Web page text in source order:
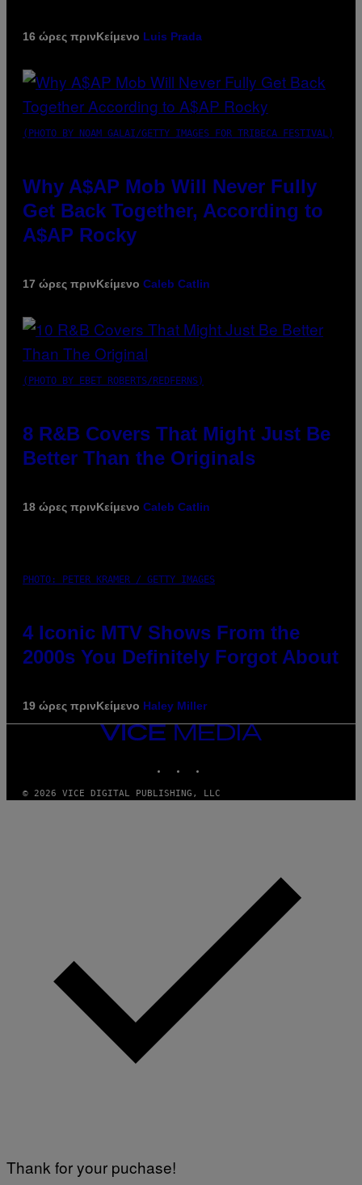
16 ώρες πρινΚείμενο Luis Prada
(PHOTO BY NOAM GALAI/GETTY IMAGES FOR TRIBECA FESTIVAL)
Why A$AP Mob Will Never Fully
Get Back Together, According to
A$AP Rocky
17 ώρες πρινΚείμενο Caleb Catlin
(PHOTO BY EBET ROBERTS/REDFERNS)
8 R&B Covers That Might Just Be
Better Than the Originals
18 ώρες πρινΚείμενο Caleb Catlin
PHOTO: PETER KRAMER / GETTY IMAGES
4 Iconic MTV Shows From the
2000s You Definitely Forgot About
19 ώρες πρινΚείμενο Haley Miller
VICE
© 2026 VICE DIGITAL PUBLISHING, LLC
Thank for your puchase!